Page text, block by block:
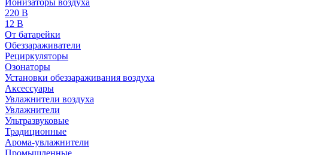
Ионизаторы воздуха
220 В
12 В
От батарейки
Обеззараживатели
Рециркуляторы
Озонаторы
Установки обеззараживания воздуха
Аксессуары
Увлажнители воздуха
Увлажнители
Ультразвуковые
Традиционные
Арома-увлажнители
Промышленные